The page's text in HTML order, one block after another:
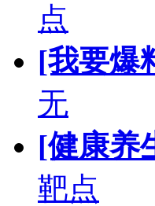
点
[我要爆
无
[健康养
靶点